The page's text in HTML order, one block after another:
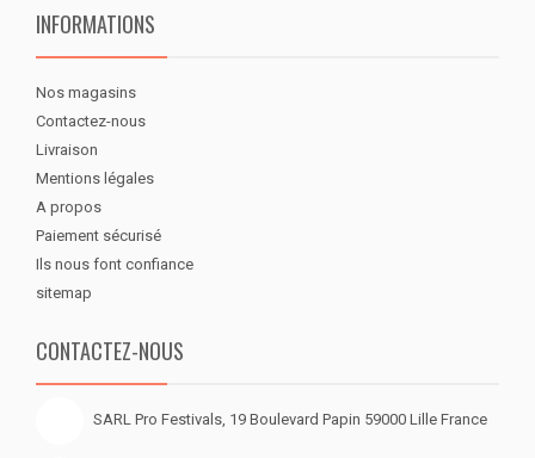
INFORMATIONS
Nos magasins
Contactez-nous
Livraison
Mentions légales
A propos
Paiement sécurisé
Ils nous font confiance
sitemap
CONTACTEZ-NOUS
SARL Pro Festivals, 19 Boulevard Papin 59000 Lille France